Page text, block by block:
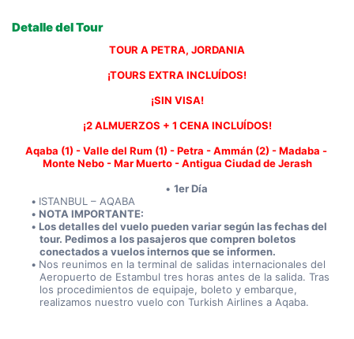
Detalle del Tour
TOUR A PETRA, JORDANIA
¡TOURS EXTRA INCLUÍDOS!
¡SIN VISA!
¡2 ALMUERZOS + 1 CENA INCLUÍDOS!
Aqaba (1) - Valle del Rum (1) - Petra - Ammán (2) - Madaba -
Monte Nebo - Mar Muerto - Antigua Ciudad de Jerash
1er Día
ISTANBUL – AQABA
NOTA IMPORTANTE:
Los detalles del vuelo pueden variar según las fechas del
tour. Pedimos a los pasajeros que compren boletos
conectados a vuelos internos que se informen.
Nos reunimos en la terminal de salidas internacionales del
Aeropuerto de Estambul tres horas antes de la salida. Tras
los procedimientos de equipaje, boleto y embarque,
realizamos nuestro vuelo con Turkish Airlines a Aqaba.